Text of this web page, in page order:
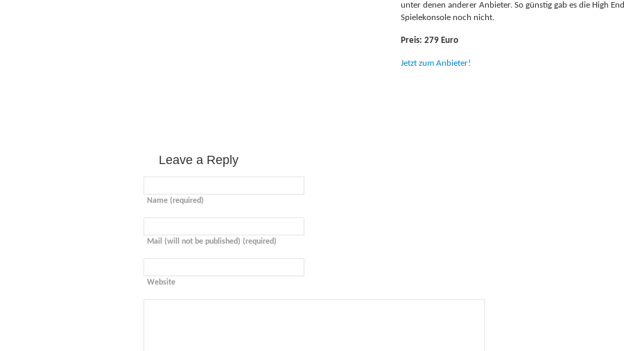
unter denen anderer Anbieter. So günstig gab es die High End
Spielekonsole noch nicht.
Preis: 279 Euro
Jetzt zum Anbieter!
Leave a Reply
Name (required)
Mail (will not be published) (required)
Website